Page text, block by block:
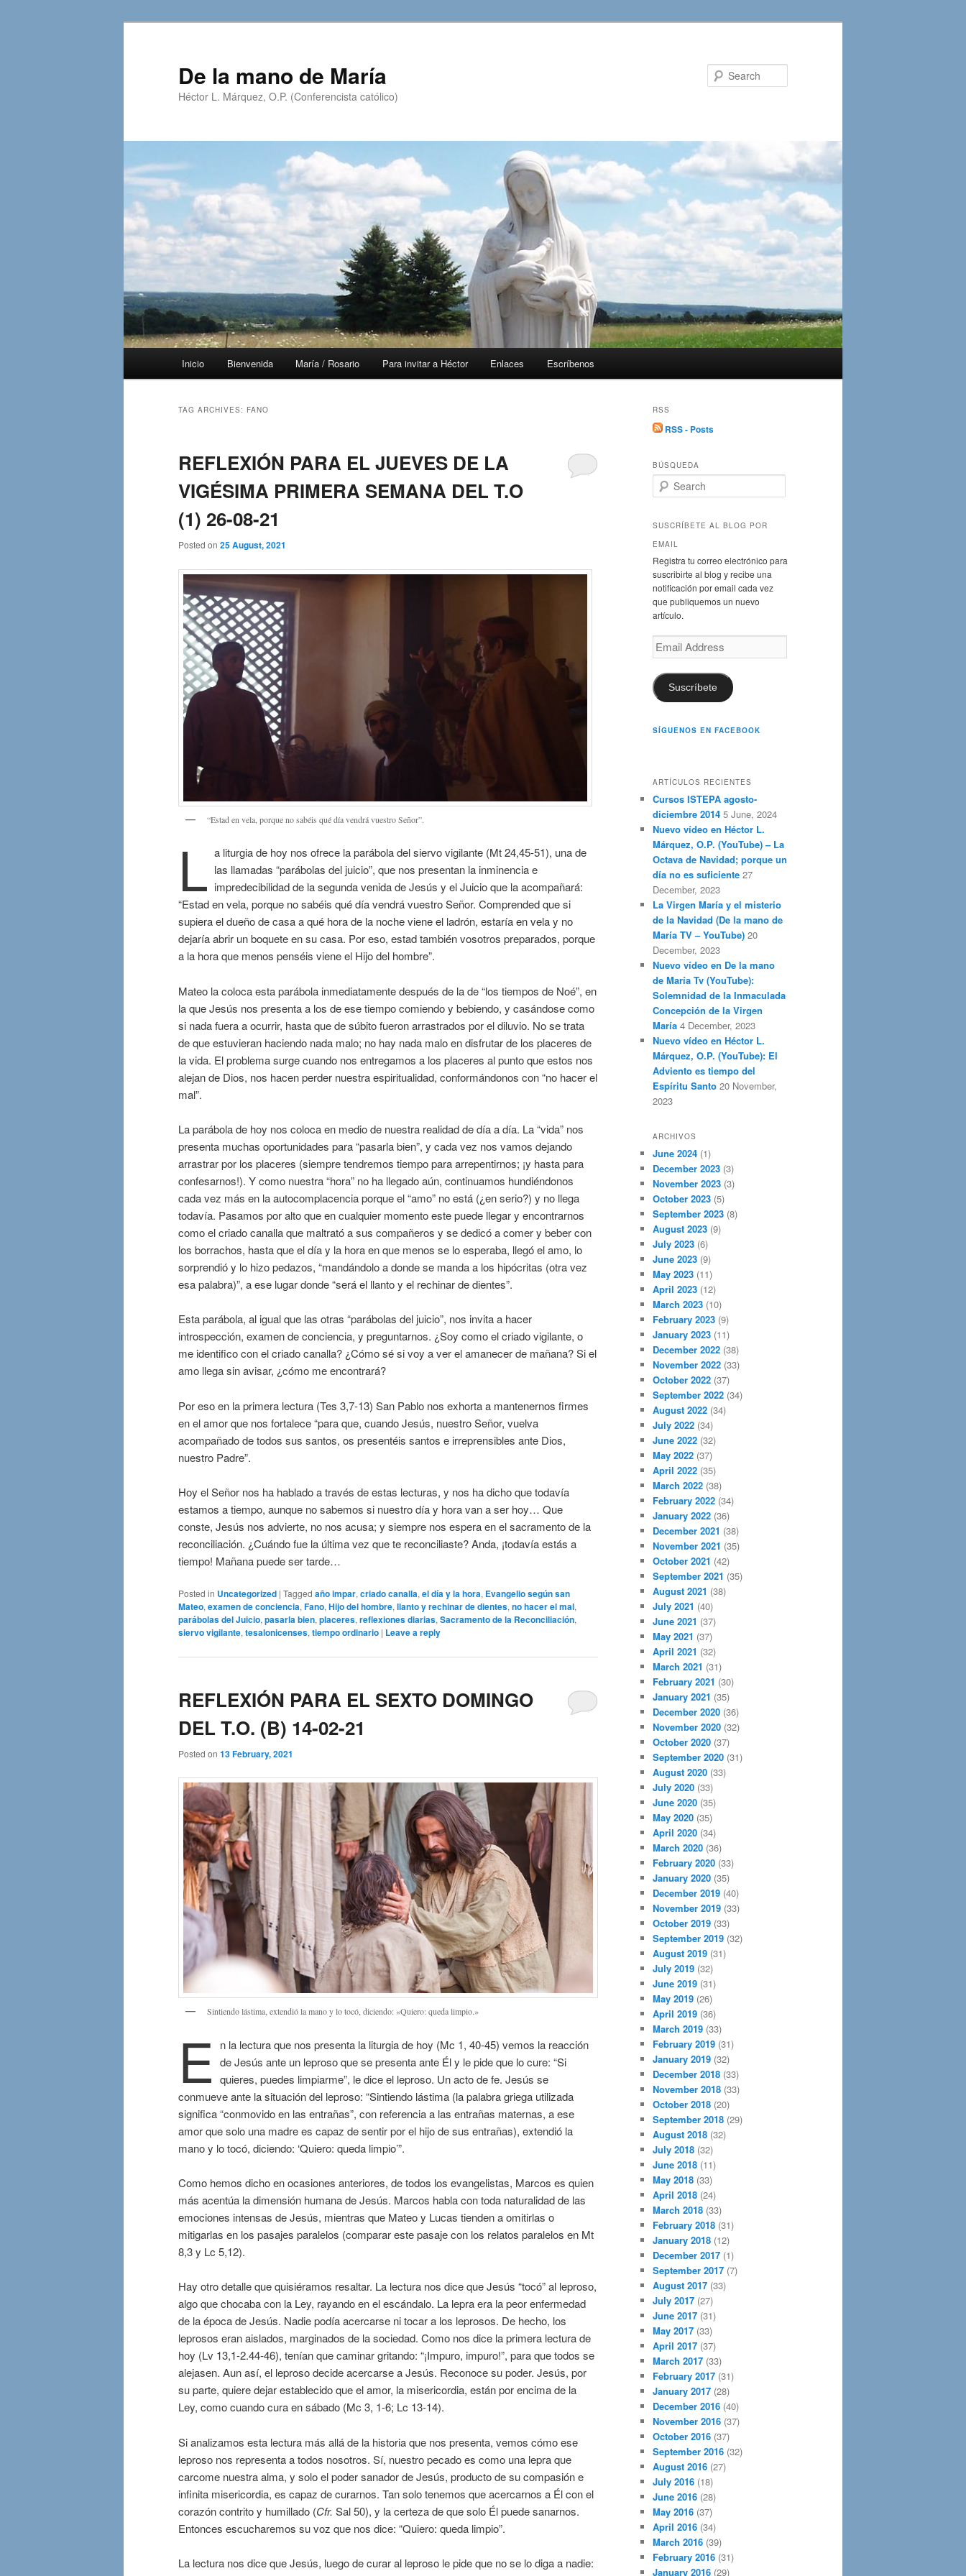
De la mano de María
Héctor L. Márquez, O.P. (Conferencista católico)
Inicio Bienvenida María / Rosario Para invitar a Héctor Enlaces Escríbenos
TAG ARCHIVES: FANO
REFLEXIÓN PARA EL JUEVES DE LA
VIGÉSIMA PRIMERA SEMANA DEL T.O
(1) 26-08-21
Posted on 25 August, 2021
“Estad en vela, porque no sabéis qué día vendrá vuestro Señor”.
L a liturgia de hoy nos ofrece la parábola del siervo vigilante (Mt 24,45-51), una de
las llamadas “parábolas del juicio”, que nos presentan la inminencia e
impredecibilidad de la segunda venida de Jesús y el Juicio que la acompañará:
“Estad en vela, porque no sabéis qué día vendrá vuestro Señor. Comprended que si
supiera el dueño de casa a qué hora de la noche viene el ladrón, estaría en vela y no
dejaría abrir un boquete en su casa. Por eso, estad también vosotros preparados, porque
a la hora que menos penséis viene el Hijo del hombre”.
Mateo la coloca esta parábola inmediatamente después de la de “los tiempos de Noé”, en
la que Jesús nos presenta a los de ese tiempo comiendo y bebiendo, y casándose como
si nada fuera a ocurrir, hasta que de súbito fueron arrastrados por el diluvio. No se trata
de que estuvieran haciendo nada malo; no hay nada malo en disfrutar de los placeres de
la vida. El problema surge cuando nos entregamos a los placeres al punto que estos nos
alejan de Dios, nos hacen perder nuestra espiritualidad, conformándonos con “no hacer el
mal”.
La parábola de hoy nos coloca en medio de nuestra realidad de día a día. La “vida” nos
presenta muchas oportunidades para “pasarla bien”, y cada vez nos vamos dejando
arrastrar por los placeres (siempre tendremos tiempo para arrepentirnos; ¡y hasta para
confesarnos!). Y como nuestra “hora” no ha llegado aún, continuamos hundiéndonos
cada vez más en la autocomplacencia porque el “amo” no está (¿en serio?) y no llega
todavía. Pasamos por alto que en cualquier momento este puede llegar y encontrarnos
como el criado canalla que maltrató a sus compañeros y se dedicó a comer y beber con
los borrachos, hasta que el día y la hora en que menos se lo esperaba, llegó el amo, lo
sorprendió y lo hizo pedazos, “mandándolo a donde se manda a los hipócritas (otra vez
esa palabra)”, a ese lugar donde “será el llanto y el rechinar de dientes”.
Esta parábola, al igual que las otras “parábolas del juicio”, nos invita a hacer
introspección, examen de conciencia, y preguntarnos. ¿Soy como el criado vigilante, o
me identifico con el criado canalla? ¿Cómo sé si voy a ver el amanecer de mañana? Si el
amo llega sin avisar, ¿cómo me encontrará?
Por eso en la primera lectura (Tes 3,7-13) San Pablo nos exhorta a mantenernos firmes
en el amor que nos fortalece “para que, cuando Jesús, nuestro Señor, vuelva
acompañado de todos sus santos, os presentéis santos e irreprensibles ante Dios,
nuestro Padre”.
Hoy el Señor nos ha hablado a través de estas lecturas, y nos ha dicho que todavía
estamos a tiempo, aunque no sabemos si nuestro día y hora van a ser hoy… Que
conste, Jesús nos advierte, no nos acusa; y siempre nos espera en el sacramento de la
reconciliación. ¿Cuándo fue la última vez que te reconciliaste? Anda, ¡todavía estás a
tiempo! Mañana puede ser tarde…
Posted in Uncategorized | Tagged año impar,criado canalla,el día y la hora, Evangelio según san
Mateo,examen de conciencia,Fano,Hijo del hombre,llanto y rechinar de dientes,no hacer el mal,
parábolas del Juicio,pasarla bien,placeres,reflexiones diarias,Sacramento de la Reconciliación,
siervo vigilante,tesalonicenses,tiempo ordinario | Leave a reply
REFLEXIÓN PARA EL SEXTO DOMINGO
DEL T.O. (B) 14-02-21
Posted on 13 February, 2021
Sintiendo lástima, extendió la mano y lo tocó, diciendo: «Quiero: queda limpio.»
E
n la lectura que nos presenta la liturgia de hoy (Mc 1, 40-45) vemos la reacción
de Jesús ante un leproso que se presenta ante Él y le pide que lo cure: “Si
quieres, puedes limpiarme”, le dice el leproso. Un acto de fe. Jesús se
conmueve ante la situación del leproso: “Sintiendo lástima (la palabra griega utilizada
significa “conmovido en las entrañas”, con referencia a las entrañas maternas, a ese
amor que solo una madre es capaz de sentir por el hijo de sus entrañas), extendió la
mano y lo tocó, diciendo: ‘Quiero: queda limpio’”.
Como hemos dicho en ocasiones anteriores, de todos los evangelistas, Marcos es quien
más acentúa la dimensión humana de Jesús. Marcos habla con toda naturalidad de las
emociones intensas de Jesús, mientras que Mateo y Lucas tienden a omitirlas o
mitigarlas en los pasajes paralelos (comparar este pasaje con los relatos paralelos en Mt
8,3 y Lc 5,12).
Hay otro detalle que quisiéramos resaltar. La lectura nos dice que Jesús “tocó” al leproso,
algo que chocaba con la Ley, rayando en el escándalo. La lepra era la peor enfermedad
de la época de Jesús. Nadie podía acercarse ni tocar a los leprosos. De hecho, los
leprosos eran aislados, marginados de la sociedad. Como nos dice la primera lectura de
hoy (Lv 13,1-2.44-46), tenían que caminar gritando: “¡Impuro, impuro!”, para que todos se
alejasen. Aun así, el leproso decide acercarse a Jesús. Reconoce su poder. Jesús, por
su parte, quiere dejar establecido que el amor, la misericordia, están por encima de la
Ley, como cuando cura en sábado (Mc 3, 1-6; Lc 13-14).
Si analizamos esta lectura más allá de la historia que nos presenta, vemos cómo ese
leproso nos representa a todos nosotros. Sí, nuestro pecado es como una lepra que
carcome nuestra alma, y solo el poder sanador de Jesús, producto de su compasión e
infinita misericordia, es capaz de curarnos. Tan solo tenemos que acercarnos a Él con el
corazón contrito y humillado (Cfr. Sal 50), y la certeza de que solo Él puede sanarnos.
Entonces escucharemos su voz que nos dice: “Quiero: queda limpio”.
La lectura nos dice que Jesús, luego de curar al leproso le pide que no se lo diga a nadie:
RSS
RSS - Posts
BÚSQUEDA
e
r
h
SUSCRÍBETE AL BLOG POR
EMAIL
Registra tu correo electrónico para
suscribirte al blog y recibe una
notificación por email cada vez
que publiquemos un nuevo
artículo.
Email
Address
Suscríbete
SÍGUENOS EN FACEBOOK
ARTÍCULOS RECIENTES
Cursos ISTEPA agosto-
diciembre 2014 5 June, 2024
Nuevo vídeo en Héctor L.
Márquez, O.P. (YouTube) – La
Octava de Navidad; porque un
día no es suficiente 27
December, 2023
La Virgen María y el misterio
de la Navidad (De la mano de
María TV – YouTube) 20
December, 2023
Nuevo vídeo en De la mano
de María Tv (YouTube):
Solemnidad de la Inmaculada
Concepción de la Virgen
María 4 December, 2023
Nuevo vídeo en Héctor L.
Márquez, O.P. (YouTube): El
Adviento es tiempo del
Espíritu Santo 20 November,
2023
ARCHIVOS
June 2024 (1)
December 2023 (3)
November 2023 (3)
October 2023 (5)
September 2023 (8)
August 2023 (9)
July 2023 (6)
June 2023 (9)
May 2023 (11)
April 2023 (12)
March 2023 (10)
February 2023 (9)
January 2023 (11)
December 2022 (38)
November 2022 (33)
October 2022 (37)
September 2022 (34)
August 2022 (34)
July 2022 (34)
June 2022 (32)
May 2022 (37)
April 2022 (35)
March 2022 (38)
February 2022 (34)
January 2022 (36)
December 2021 (38)
November 2021 (35)
October 2021 (42)
September 2021 (35)
August 2021 (38)
July 2021 (40)
June 2021 (37)
May 2021 (37)
April 2021 (32)
March 2021 (31)
February 2021 (30)
January 2021 (35)
December 2020 (36)
November 2020 (32)
October 2020 (37)
September 2020 (31)
August 2020 (33)
July 2020 (33)
June 2020 (35)
May 2020 (35)
April 2020 (34)
March 2020 (36)
February 2020 (33)
January 2020 (35)
December 2019 (40)
November 2019 (33)
October 2019 (33)
September 2019 (32)
August 2019 (31)
July 2019 (32)
June 2019 (31)
May 2019 (26)
April 2019 (36)
March 2019 (33)
February 2019 (31)
January 2019 (32)
December 2018 (33)
November 2018 (33)
October 2018 (20)
September 2018 (29)
August 2018 (32)
July 2018 (32)
June 2018 (11)
May 2018 (33)
April 2018 (24)
March 2018 (33)
February 2018 (31)
January 2018 (12)
December 2017 (1)
September 2017 (7)
August 2017 (33)
July 2017 (27)
June 2017 (31)
May 2017 (33)
April 2017 (37)
March 2017 (33)
February 2017 (31)
January 2017 (28)
December 2016 (40)
November 2016 (37)
October 2016 (37)
September 2016 (32)
August 2016 (27)
July 2016 (18)
June 2016 (28)
May 2016 (37)
April 2016 (34)
March 2016 (39)
February 2016 (31)
January 2016 (29)